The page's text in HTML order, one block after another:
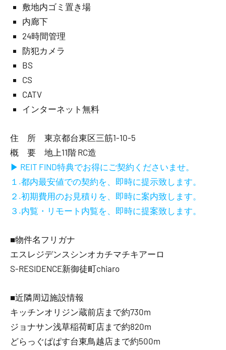
敷地内ゴミ置き場
内廊下
24時間管理
防犯カメラ
BS
CS
CATV
インターネット無料
住 所 東京都台東区三筋1-10-5
概 要 地上11階 RC造
▶ REIT FIND特典でお得にご契約くださいませ。
１.都内最安値での契約を、即時に提示致します。
２.初期費用のお見積りを、即時に案内致します。
３.内覧・リモート内覧を、即時に提案致します。
■物件名フリガナ
エスレジデンスシンオカチマチキアーロ
S-RESIDENCE新御徒町chiaro
■近隣周辺施設情報
キッチンオリジン蔵前店まで約730m
ジョナサン浅草稲荷町店まで約820m
どらっぐぱぱす台東鳥越店まで約500m